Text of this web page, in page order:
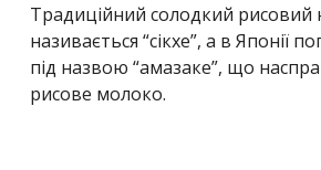
Традиційний солодкий рисовий
називається “сікхе”, а в Японії
під назвою “амазаке”, що
рисове молоко.